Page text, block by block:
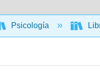
Psicología